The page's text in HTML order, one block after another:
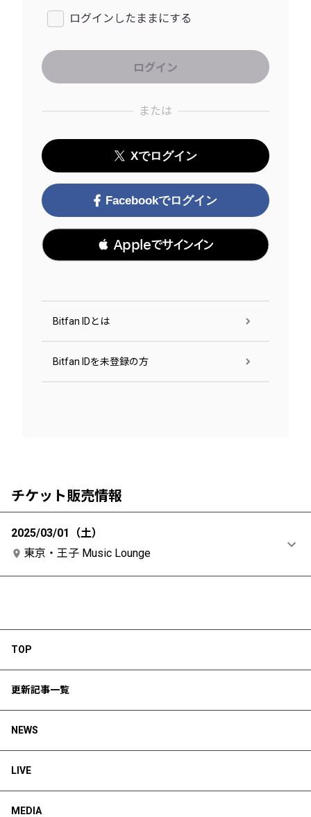
ログインしたままにする
または
Xでログイン
Facebookでログイン
 Appleでサインイン
Bitfan IDとは
Bitfan IDを未登録の方
チケット販売情報
2025/03/01（土）
東京・王子 Music Lounge
TOP
更新記事一覧
NEWS
LIVE
MEDIA